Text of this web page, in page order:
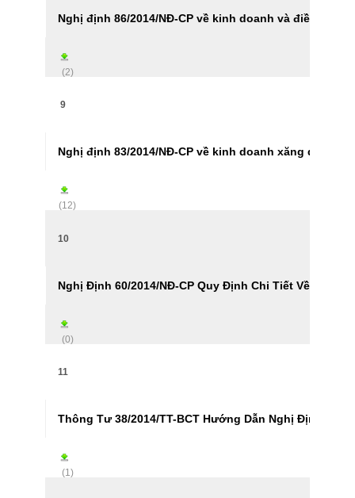
Nghị định 86/2014/NĐ-CP về kinh doanh và điều kiện
(2)
9
Nghị định 83/2014/NĐ-CP về kinh doanh xăng dầu
(12)
10
Nghị Định 60/2014/NĐ-CP Quy Định Chi Tiết Về Hoạt
(0)
11
Thông Tư 38/2014/TT-BCT Hướng Dẫn Nghị Định 83/
(1)